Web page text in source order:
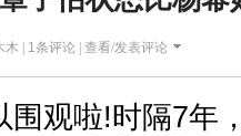
| 1条评论 | 查看/发表评论
围观啦!时隔7年